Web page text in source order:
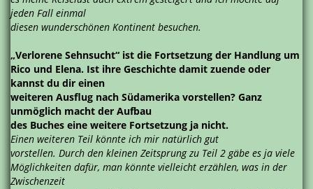
jeden Fall einmal
diesen wunderschönen Kontinent besuchen.
„Verlorene Sehnsucht“ ist die Fortsetzung der Handlung um
Rico und Elena. Ist ihre Geschichte damit zuende oder
kannst du dir einen
weiteren Ausflug nach Südamerika vorstellen? Ganz
unmöglich macht der Aufbau
des Buches eine weitere Fortsetzung ja nicht.
Einen weiteren Teil könnte ich mir natürlich gut
vorstellen. Durch den kleinen Zeitsprung zu Teil 2 gäbe es ja viele
Möglichkeiten dafür, man könnte vielleicht erzählen, was in der
Zwischenzeit